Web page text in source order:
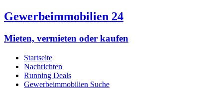
Gewerbeimmobilien 24
Mieten, vermieten oder kaufen
Startseite
Nachrichten
Running Deals
Gewerbeimmobilien Suche